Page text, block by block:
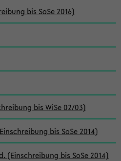
bis SoSe 2016)
bis WiSe 02/03)
bis SoSe 2014)
(Einschreibung bis SoSe 2014)